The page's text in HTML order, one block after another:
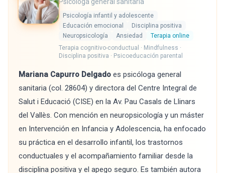
Psicología infantil y adolescente
Educación emocional
Disciplina positiva
Neuropsicología
Ansiedad
Terapia online
Terapia cognitivo-conductual · Mindfulness ·
Disciplina positiva · Psicoeducación parental
Mariana Capurro Delgado es psicóloga general
sanitaria (col. 28604) y directora del Centre Integral de
Salut i Educació (CISE) en la Av. Pau Casals de Llinars
del Vallès. Con mención en neuropsicología y un máster
en Intervención en Infancia y Adolescencia, ha enfocado
su práctica en el desarrollo infantil, los trastornos
conductuales y el acompañamiento familiar desde la
disciplina positiva y el apego seguro. Es también autora